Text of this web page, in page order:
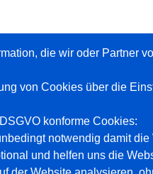
die wir oder Partner
von Cookies über die
konforme Cookies:
notwendig damit
und helfen uns die